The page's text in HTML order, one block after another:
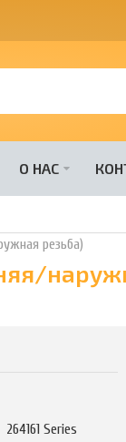
О НАС
резьба)
264161 Series